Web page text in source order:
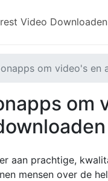
Video Downloaden
om video's en
om
aan prachtige,
mensen over de